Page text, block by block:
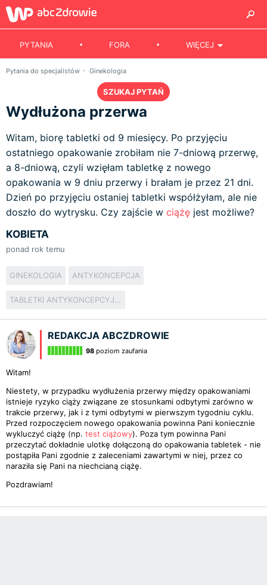
PYTANIA FORA WIĘCEJ
Pytania do specjalistów Ginekologia
SZUKAJ PYTAŃ
Wydłużona przerwa
Witam, biorę tabletki od 9 miesięcy. Po przyjęciu
ostatniego opakowanie zrobiłam nie 7-dniową przerwę,
a 8-dniową, czyli wzięłam tabletkę z nowego
opakowania w 9 dniu przerwy i brałam je przez 21 dni.
Dzień po przyjęciu ostaniej tabletki współżyłam, ale nie
doszło do wytrysku. Czy zajście w ciążę jest możliwe?
KOBIETA
ponad rok temu
GINEKOLOGIA ANTYKONCEPCJA
TABLETKI ANTYKONCEPCYJNE
REDAKCJA ABCZDROWIE
98 poziom zaufania
Witam!
Niestety, w przypadku wydłużenia przerwy między opakowaniami
istnieje ryzyko ciąży związane ze stosunkami odbytymi zarówno w
trakcie przerwy, jak i z tymi odbytymi w pierwszym tygodniu cyklu.
Przed rozpoczęciem nowego opakowania powinna Pani koniecznie
wykluczyć ciążę (np. test ciążowy). Poza tym powinna Pani
przeczytać dokładnie ulotkę dołączoną do opakowania tabletek - nie
postąpiła Pani zgodnie z zaleceniami zawartymi w niej, przez co
naraziła się Pani na niechcianą ciążę.
Pozdrawiam!